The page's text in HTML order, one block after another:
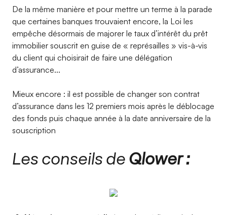
De la même manière et pour mettre un terme à la parade
que certaines banques trouvaient encore, la Loi les
empêche désormais de majorer le taux d’intérêt du prêt
immobilier souscrit en guise de « représailles » vis-à-vis
du client qui choisirait de faire une délégation
d’assurance...
Mieux encore : il est possible de changer son contrat
d’assurance dans les 12 premiers mois après le déblocage
des fonds puis chaque année à la date anniversaire de la
souscription
Les conseils de Qlower :